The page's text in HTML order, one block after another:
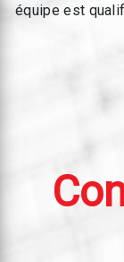
équipe est